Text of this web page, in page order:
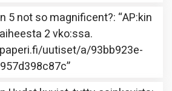
5 not so magnificent?: “AP:kin
2 vko:ssa.
uutiset/a/93bb923e-
”